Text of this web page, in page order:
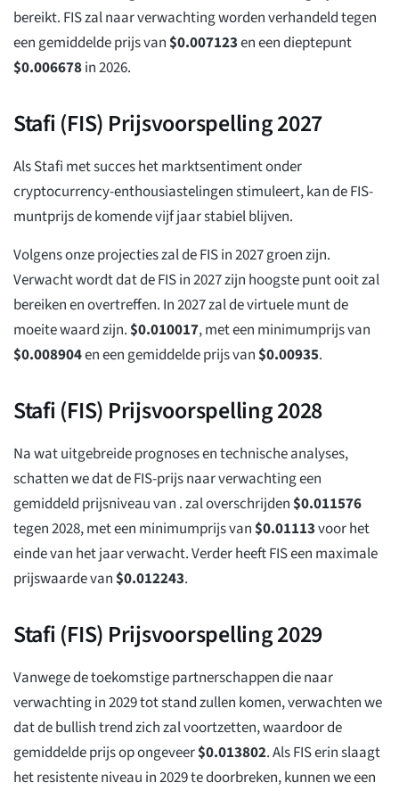
bereikt. FIS zal naar verwachting worden verhandeld tegen
een gemiddelde prijs van$0.007123en een dieptepunt
$0.006678in 2026.
Stafi (FIS) Prijsvoorspelling 2027
Als Stafi met succes het marktsentiment onder
cryptocurrency-enthousiastelingen stimuleert, kan de FIS-
muntprijs de komende vijf jaar stabiel blijven.
Volgens onze projecties zal de FIS in 2027 groen zijn.
Verwacht wordt dat de FIS in 2027 zijn hoogste punt ooit zal
bereiken en overtreffen. In 2027 zal de virtuele munt de
moeite waard zijn.$0.010017, met een minimumprijs van
$0.008904en een gemiddelde prijs van$0.00935.
Stafi (FIS) Prijsvoorspelling 2028
Na wat uitgebreide prognoses en technische analyses,
schatten we dat de FIS-prijs naar verwachting een
gemiddeld prijsniveau van . zal overschrijden$0.011576
tegen 2028, met een minimumprijs van$0.01113voor het
einde van het jaar verwacht. Verder heeft FIS een maximale
prijswaarde van$0.012243.
Stafi (FIS) Prijsvoorspelling 2029
Vanwege de toekomstige partnerschappen die naar
verwachting in 2029 tot stand zullen komen, verwachten we
dat de bullish trend zich zal voortzetten, waardoor de
gemiddelde prijs op ongeveer$0.013802. Als FIS erin slaagt
het resistente niveau in 2029 te doorbreken, kunnen we een